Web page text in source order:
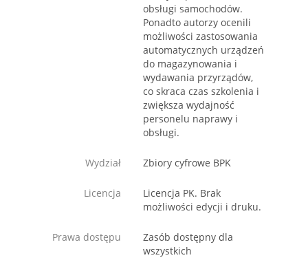
obsługi samochodów.
Ponadto autorzy ocenili
możliwości zastosowania
automatycznych urządzeń
do magazynowania i
wydawania przyrządów,
co skraca czas szkolenia i
zwiększa wydajność
personelu naprawy i
obsługi.
Wydział Zbiory cyfrowe BPK
Licencja
Licencja PK. Brak
możliwości edycji i druku.
Prawa dostępu
Zasób dostępny dla
wszystkich